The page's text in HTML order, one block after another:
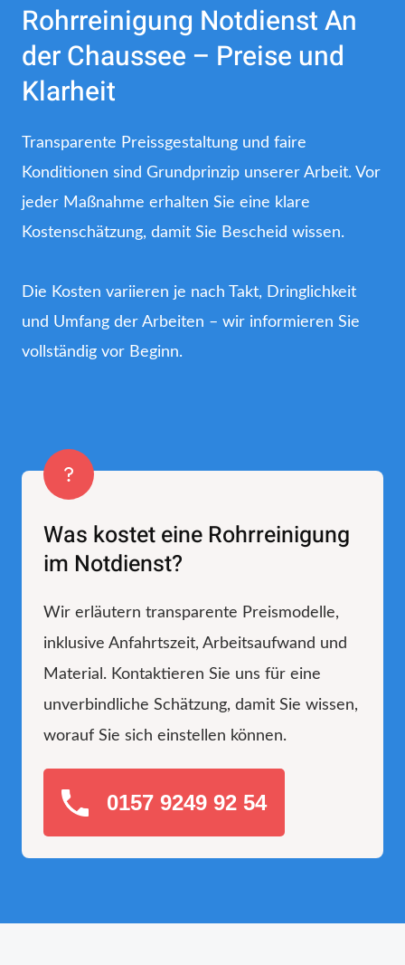
Rohrreinigung Notdienst An
der Chaussee – Preise und
Klarheit
Transparente Preissgestaltung und faire
Konditionen sind Grundprinzip unserer Arbeit. Vor
jeder Maßnahme erhalten Sie eine klare
Kostenschätzung, damit Sie Bescheid wissen.
Die Kosten variieren je nach Takt, Dringlichkeit
und Umfang der Arbeiten – wir informieren Sie
vollständig vor Beginn.
Was kostet eine Rohrreinigung
im Notdienst?
Wir erläutern transparente Preismodelle,
inklusive Anfahrtszeit, Arbeitsaufwand und
Material. Kontaktieren Sie uns für eine
unverbindliche Schätzung, damit Sie wissen,
worauf Sie sich einstellen können.
0157 9249 92 54